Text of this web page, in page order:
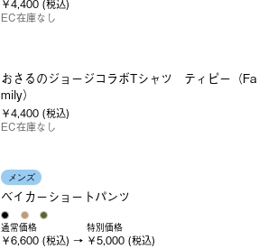
￥4,400 (税込)
EC在庫なし
おさるのジョージコラボTシャツ ティピー（Fa
mily）
￥4,400 (税込)
EC在庫なし
メンズ
ベイカーショートパンツ
通常価格
￥6,600 (税込)
特別価格
￥5,000 (税込)